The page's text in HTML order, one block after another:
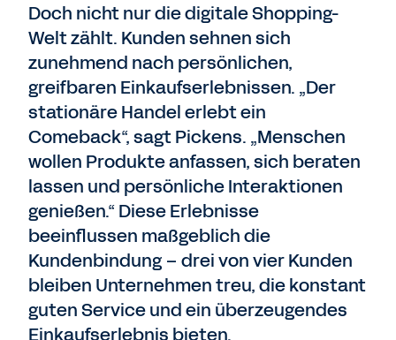
Doch nicht nur die digitale Shopping-
Welt zählt. Kunden sehnen sich
zunehmend nach persönlichen,
greifbaren Einkaufserlebnissen. „Der
stationäre Handel erlebt ein
Comeback“, sagt Pickens. „Menschen
wollen Produkte anfassen, sich beraten
lassen und persönliche Interaktionen
genießen.“ Diese Erlebnisse
beeinflussen maßgeblich die
Kundenbindung – drei von vier Kunden
bleiben Unternehmen treu, die konstant
guten Service und ein überzeugendes
Einkaufserlebnis bieten.